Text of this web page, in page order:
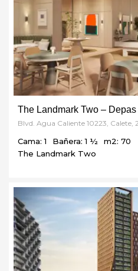
Cama: 1 Bañera: 1 ½
m2: 70
The Landmark Two